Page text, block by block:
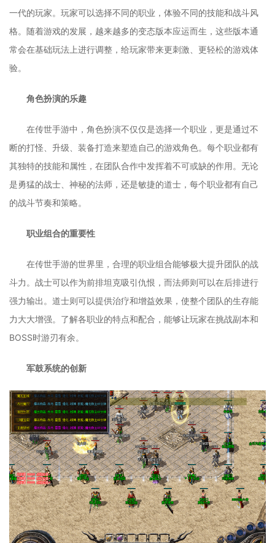
一代的玩家。玩家可以选择不同的职业，体验不同的技能和战斗风
格。随着游戏的发展，越来越多的变态版本应运而生，这些版本通
常会在基础玩法上进行调整，给玩家带来更刺激、更轻松的游戏体
验。
角色扮演的乐趣
在传世手游中，角色扮演不仅仅是选择一个职业，更是通过不
断的打怪、升级、装备打造来塑造自己的游戏角色。每个职业都有
其独特的技能和属性，在团队合作中发挥着不可或缺的作用。无论
是勇猛的战士、神秘的法师，还是敏捷的道士，每个职业都有自己
的战斗节奏和策略。
职业组合的重要性
在传世手游的世界里，合理的职业组合能够极大提升团队的战
斗力。战士可以作为前排坦克吸引仇恨，而法师则可以在后排进行
强力输出。道士则可以提供治疗和增益效果，使整个团队的生存能
力大大增强。了解各职业的特点和配合，能够让玩家在挑战副本和
BOSS时游刃有余。
军鼓系统的创新